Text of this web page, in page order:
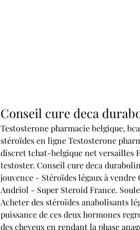
Conseil cure deca
Testosterone pharmacie belgique,
stéroïdes en ligne Testosterone
discret tchat-belgique net versailles
testoster. Conseil cure deca
jouvence - Stéroïdes légaux à
Andriol - Super Steroid France.
Acheter des stéroïdes anabolisants
puissance de ces deux hormones
des cheveux en rendant la phase